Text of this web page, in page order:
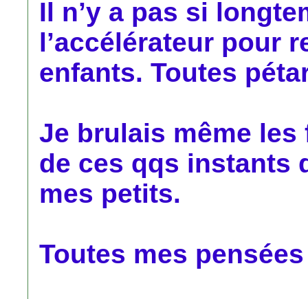
Il n’y a pas si
l’accélérateur pour
enfants. Toutes
Je brulais même
de ces qqs instants
mes petits.
Toutes mes